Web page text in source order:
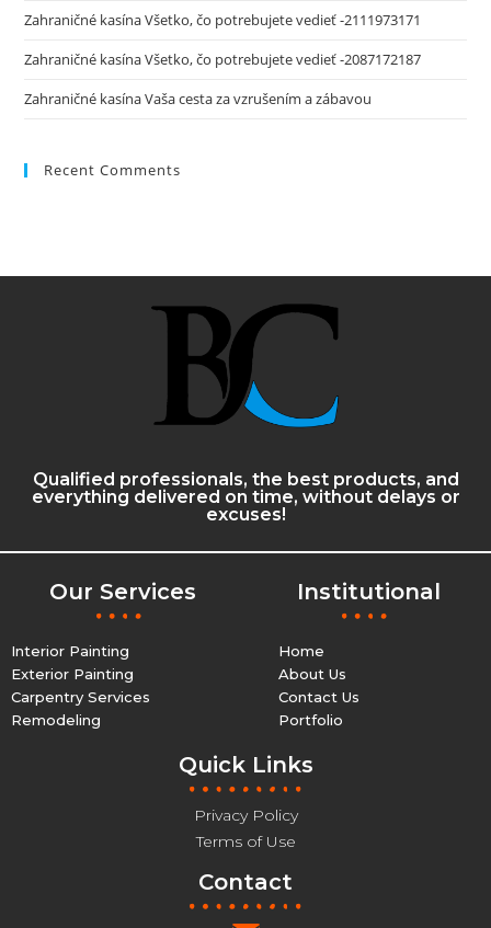
Zahraničné kasína Všetko, čo potrebujete vedieť -2111973171
Zahraničné kasína Všetko, čo potrebujete vedieť -2087172187
Zahraničné kasína Vaša cesta za vzrušením a zábavou
Recent Comments
Qualified professionals, the best products, and
everything delivered on time, without delays or
excuses!
Our Services
Interior Painting
Exterior Painting
Carpentry Services
Remodeling
Institutional
Home
About Us
Contact Us
Portfolio
Quick Links
Privacy Policy
Terms of Use
Contact